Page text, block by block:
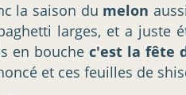
la saison du melon
larges, et a juste
en bouche c'est la fête
et ces feuilles de